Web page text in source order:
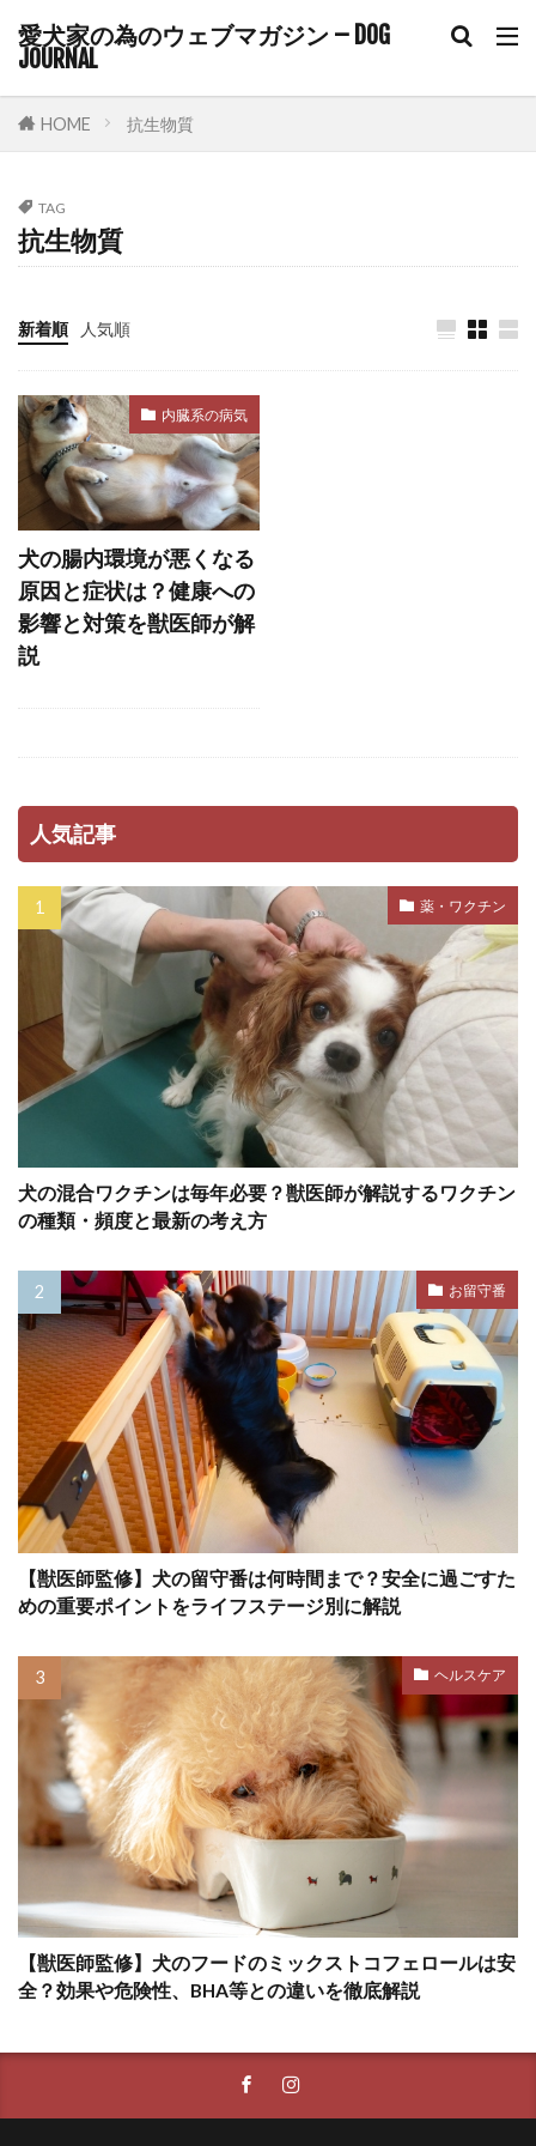
愛犬家の為のウェブマガジン – DOG
JOURNAL
トイレ失敗 トイレ環境
トッピング
トラウマ
ドックフード
ドッグトレーナー
ドッグトレーナー監修
ドライマウス
ドーパミン
ネガティブ
ネギ
ノミ・ダニ
ノミ・マダニ
ノンコアワクチン
ノーズワーク
ハウス
ハグ
ハズバンダリートレーニング
ハックルズ
ハナセ
バケツゲーム
バランス
バランス感覚
パテラ
パピーリフト
パルボウイルス
パン
パンティング
パーソナルスペース
パートナーシップ
ヒコーキ耳
ヒート
ビタミンE
ピッチ
ファインド・イット
フィアフリー
フィラリア
フィラリア予防
フィードバック
フェッチプレイ
フケ
フラストレーション
フリスビー
フリーズ
フロントクリップ
フローリング
フード
フードアレルギー
ブドウ
ブドウ膜炎
ブラッシング
プレイセラピー
プレイバウ
プレウォッシュ
プレッシャー
プロバイオティクス
ヘソ天
ヘルスケア
ヘルニア
ベッド
ベッドメイキング
ベッドメーキング
ベリーアップ
ペインポイント
ペットカメラ
ペットカート
ペットゲート
ペットシッター
ペットシーツ
ペットフード安全法
ペット旅行
ホエールアイ
ホリホリ
ホルモン
ホルモンバランス
ホームケア
ボディコンディションスコア
ボディランゲージ
ポイント
ポジティブ
ポジティブトレーニング
ポジティブループ
ポジティブ・トレーニング
ポジティブ強化
マウンティング
マズル
HOME 抗生物質
TAG
抗生物質
新着順 人気順
内臓系の病気
犬の腸内環境が悪くなる
原因と症状は？健康への
影響と対策を獣医師が解
説
人気記事
薬・ワクチン
犬の混合ワクチンは毎年必要？獣医師が解説するワクチン
の種類・頻度と最新の考え方
お留守番
【獣医師監修】犬の留守番は何時間まで？安全に過ごすた
めの重要ポイントをライフステージ別に解説
ヘルスケア
【獣医師監修】犬のフードのミックストコフェロールは安
全？効果や危険性、BHA等との違いを徹底解説